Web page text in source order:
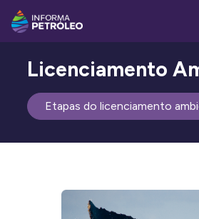
Licenciamento
Etapas do licenciamento